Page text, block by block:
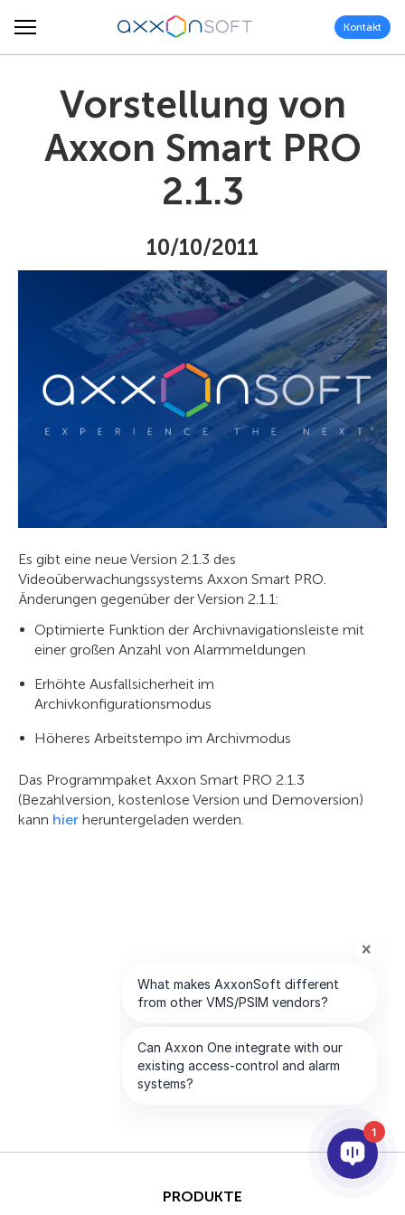
Kontakt
Vorstellung von
Axxon Smart PRO
2.1.3
10/10/2011
Es gibt eine neue Version 2.1.3 des
Videoüberwachungssystems Axxon Smart PRO.
Änderungen gegenüber der Version 2.1.1:
Optimierte Funktion der Archivnavigationsleiste mit
einer großen Anzahl von Alarmmeldungen
Erhöhte Ausfallsicherheit im
Archivkonfigurationsmodus
Höheres Arbeitstempo im Archivmodus
Das Programmpaket Axxon Smart PRO 2.1.3
(Bezahlversion, kostenlose Version und Demoversion)
kann hier heruntergeladen werden.
PRODUKTE
1